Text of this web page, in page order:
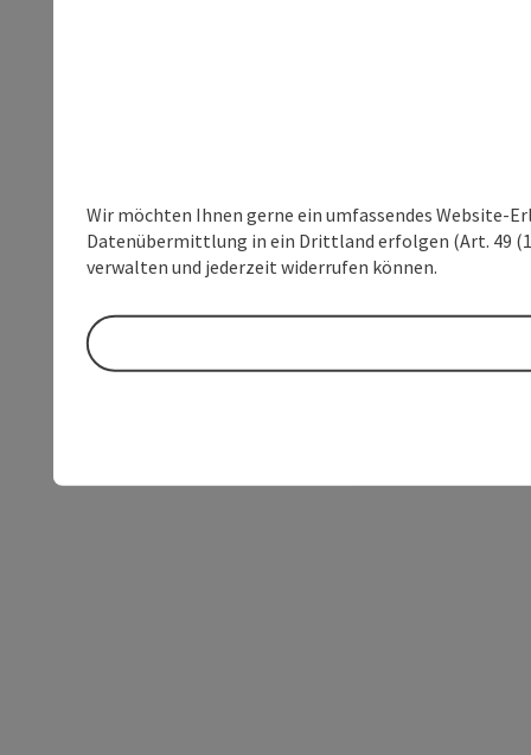
Wir möchten Ihnen gerne ein umfassendes Website-
Datenübermittlung in ein Drittland erfolgen (Art. 49
verwalten und jederzeit widerrufen können.